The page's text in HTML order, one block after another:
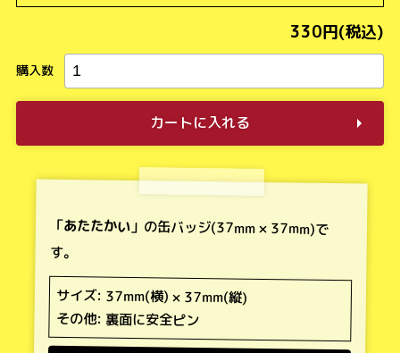
330円(税込)
カートに入れる
「あたたかい」の缶バッジ(37mm × 37mm)で
す。
サイズ: 37mm(横) × 37mm(縦)
その他: 裏面に安全ピン